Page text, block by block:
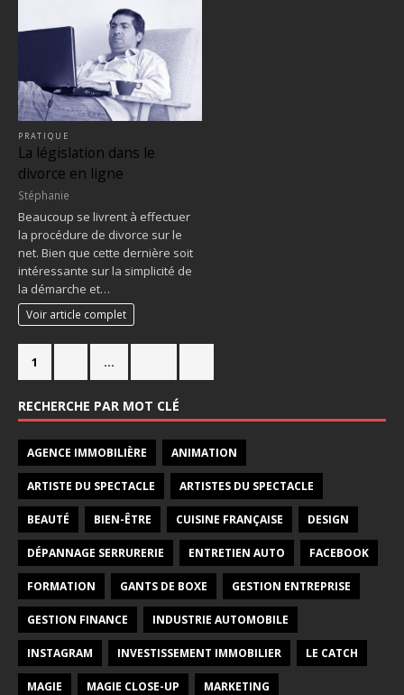
PRATIQUE
La législation dans le
divorce en ligne
Stéphanie
Beaucoup se livrent à effectuer
la procédure de divorce sur le
net. Bien que cette dernière soit
intéressante sur la simplicité de
la démarche et…
Voir article complet
1 …
RECHERCHE PAR MOT CLÉ
AGENCE IMMOBILIÈRE ANIMATION
ARTISTE DU SPECTACLE ARTISTES DU SPECTACLE
BEAUTÉ BIEN-ÊTRE CUISINE FRANÇAISE DESIGN
DÉPANNAGE SERRURERIE ENTRETIEN AUTO FACEBOOK
FORMATION GANTS DE BOXE GESTION ENTREPRISE
GESTION FINANCE INDUSTRIE AUTOMOBILE
INSTAGRAM INVESTISSEMENT IMMOBILIER LE CATCH
MAGIE MAGIE CLOSE-UP MARKETING